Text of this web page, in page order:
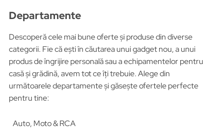
Departamente
Descoperă cele mai bune oferte și produse din diverse
categorii. Fie că ești în căutarea unui gadget nou, a unui
produs de îngrijire personală sau a echipamentelor pentru
casă și grădină, avem tot ce îți trebuie. Alege din
următoarele departamente și găsește ofertele perfecte
pentru tine:
Auto, Moto & RCA